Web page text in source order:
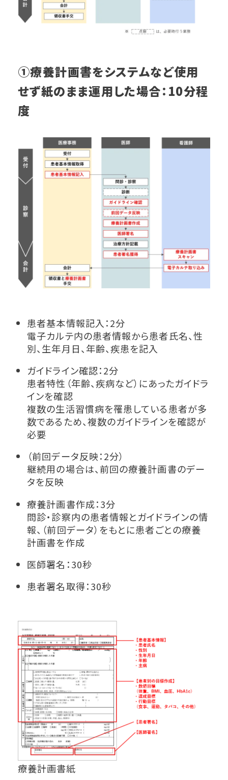
①療養計画書をシステムなど使用
せず紙のまま運用した場合：10分程
度
患者基本情報記入：2分
電子カルテ内の患者情報から患者氏名、性
別、生年月日、年齢、疾患を記入
ガイドライン確認：2分
患者特性（年齢、疾病など）にあったガイドラ
インを確認
複数の生活習慣病を罹患している患者が多
数であるため、複数のガイドラインを確認が
必要
（前回データ反映：2分）
継続用の場合は、前回の療養計画書のデー
タを反映
療養計画書作成：3分
問診・診察内の患者情報とガイドラインの情
報、（前回データ）をもとに患者ごとの療養
計画書を作成
医師署名：30秒
患者署名取得：30秒
療養計画書紙